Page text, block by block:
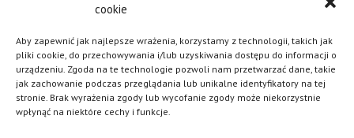
cookie
Aby zapewnić jak najlepsze wrażenia, korzystamy z technologii, takich jak
pliki cookie, do przechowywania i/lub uzyskiwania dostępu do informacji o
urządzeniu. Zgoda na te technologie pozwoli nam przetwarzać dane, takie
jak zachowanie podczas przeglądania lub unikalne identyfikatory na tej
stronie. Brak wyrażenia zgody lub wycofanie zgody może niekorzystnie
wpłynąć na niektóre cechy i funkcje.
Zamówienia publiczne
Punkty Informacyjne FE
Praca w urzędzie